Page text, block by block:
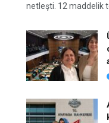
netleşti. 12 maddelik